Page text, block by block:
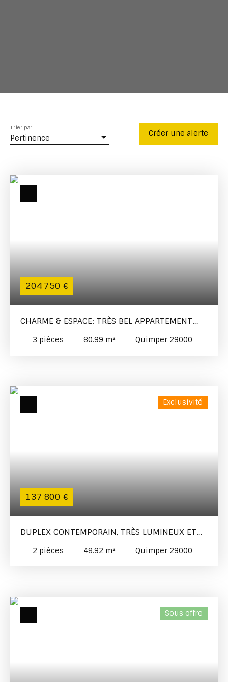
Pertinence
Trier par
Créer une alerte
204 750 €
CHARME & ESPACE: TRÈS BEL APPARTEMENT
3 pièces 80.99 m² Quimper 29000
137 800 €
Exclusivité
DUPLEX CONTEMPORAIN, TRÈS LUMINEUX ET
2 pièces 48.92 m² Quimper 29000
Sous offre